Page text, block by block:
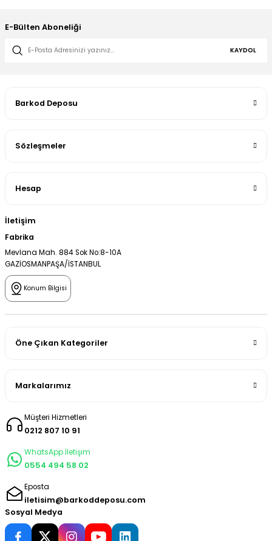
E-Bülten Aboneliği
KAYDOL
Barkod Deposu
Sözleşmeler
Hesap
İletişim
Fabrika
Mevlana Mah. 884 Sok No:8-10A
GAZİOSMANPAŞA/İSTANBUL
Konum Bilgisi
Öne Çıkan Kategoriler
Markalarımız
Müşteri Hizmetleri
0212 807 10 91
WhatsApp İletişim
0554 494 58 02
Eposta
iletisim@barkoddeposu.com
Sosyal Medya